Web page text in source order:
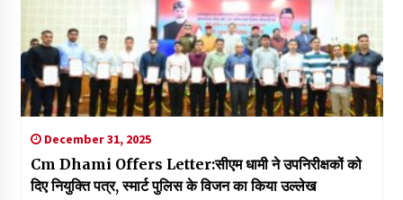
December 31, 2025
Cm Dhami Offers Letter:सीएम धामी ने उपनिरीक्षकों को
दिए नियुक्ति पत्र, स्मार्ट पुलिस के विजन का किया उल्लेख